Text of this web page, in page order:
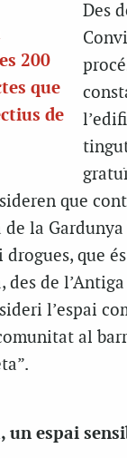
200
que
de
Des
que
la
que
des de
l’espai
al
un espai